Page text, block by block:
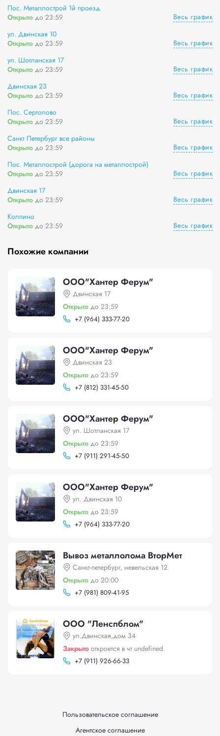
Пос. Металлострой 1й проезд
Открыто до 23:59
Весь график
ул. Двинская 10
Открыто до 23:59
Весь график
ул. Шотланская 17
Открыто до 23:59
Весь график
Двинская 23
Открыто до 23:59
Весь график
Пос. Сертолово
Открыто до 23:59
Весь график
Санкт Петербург все районы
Открыто до 23:59
Весь график
Пос. Металлострой (дорога на металлострой)
Открыто до 23:59
Весь график
Двинская 17
Открыто до 23:59
Весь график
Колпино
Открыто до 23:59 Весь график
Похожие компании
ООО"Хантер Ферум"
Двинская 17
Открыто до 23:59
+7 (964) 333-77-20
ООО"Хантер Ферум"
Двинская 23
Открыто до 23:59
+7 (812) 331-45-50
ООО"Хантер Ферум"
ул. Шотланская 17
Открыто до 23:59
+7 (911) 291-45-50
ООО"Хантер Ферум"
ул. Двинская 10
Открыто до 23:59
+7 (964) 333-77-20
Вывоз металлолома ВторМет
Санкт-петербург, невельская 12
Открыто до 20:00
+7 (981) 809-41-95
ООО "Ленспблом"
ул.Двинская,дом 34
Закрыто откроется в чт undefined
+7 (911) 926-66-33
Пользовательское соглашение
Агентское соглашение